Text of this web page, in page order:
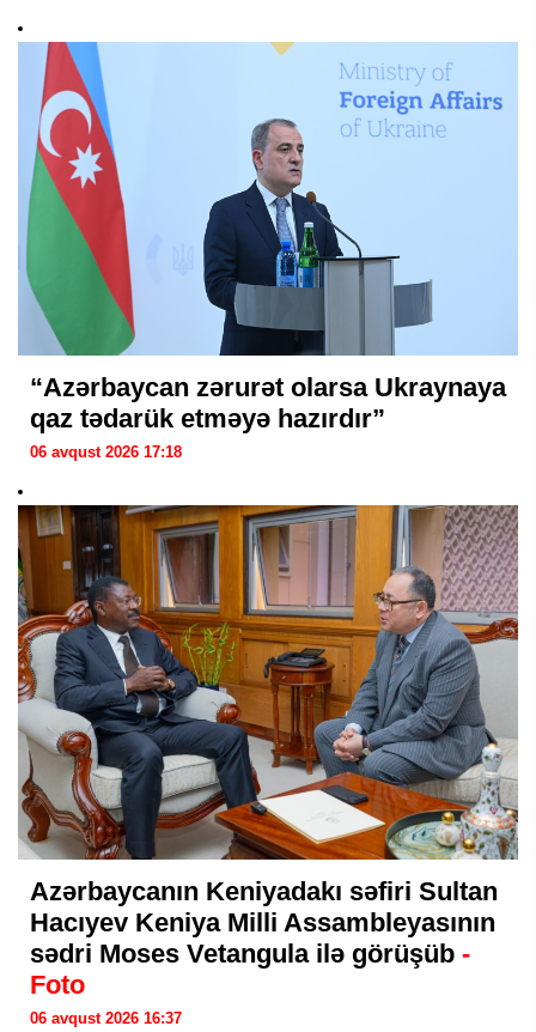
“Azərbaycan zərurət olarsa Ukraynaya
qaz tədarük etməyə hazırdır”
06 avqust 2026 17:18
Azərbaycanın Keniyadakı səfiri Sultan
Hacıyev Keniya Milli Assambleyasının
sədri Moses Vetangula ilə görüşüb -
Foto
06 avqust 2026 16:37